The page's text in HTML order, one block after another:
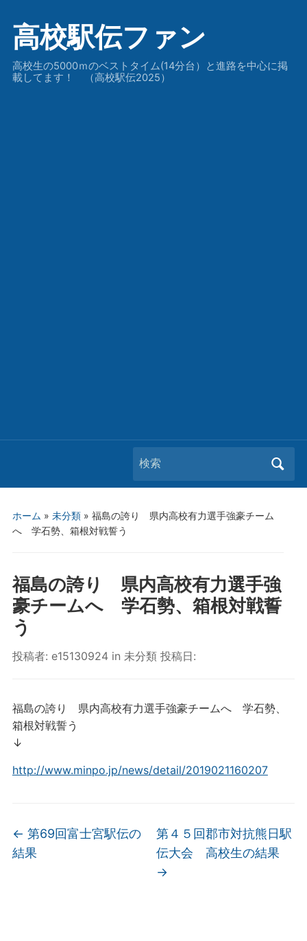
高校駅伝ファン
高校生の5000ｍのベストタイム(14分台）と進路を中心に掲
載してます！ （高校駅伝2025）
Search
for:
ホーム » 未分類» 福島の誇り 県内高校有力選手強豪チーム
へ 学石勢、箱根対戦誓う
福島の誇り 県内高校有力選手強
豪チームへ 学石勢、箱根対戦誓
う
投稿者: e15130924 in 未分類投稿日:
福島の誇り 県内高校有力選手強豪チームへ 学石勢、
箱根対戦誓う
↓
http://www.minpo.jp/news/detail/2019021160207
← 第69回富士宮駅伝の
結果
第４５回郡市対抗熊日駅
伝大会 高校生の結果
→